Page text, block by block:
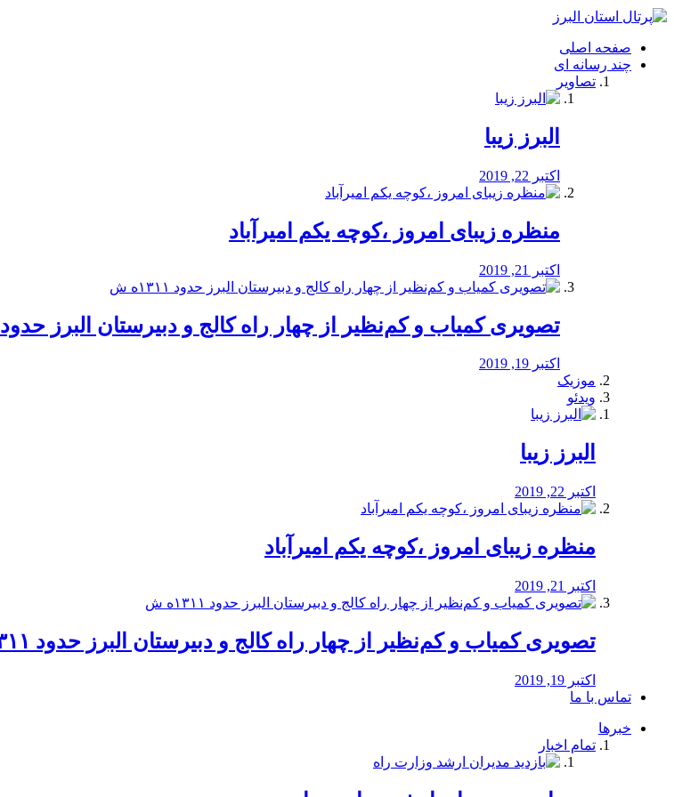
فصد
شرق
تهران
خشکشویی
صفحه اصلی
چند رسانه ای
تصاویر
البرز زیبا
اکتبر 22, 2019
منظره‌‌ زیبای امروز ،کوچه یکم امیرآباد
اکتبر 21, 2019
️تصویری کمیاب و کم‌نظیر از چهار راه كالج و دبيرستان البرز حدود ۱۳۱۱ه ش
اکتبر 19, 2019
موزیک
ویدئو
البرز زیبا
اکتبر 22, 2019
منظره‌‌ زیبای امروز ،کوچه یکم امیرآباد
اکتبر 21, 2019
️تصویری کمیاب و کم‌نظیر از چهار راه كالج و دبيرستان البرز حدود ۱۳۱۱ه ش
اکتبر 19, 2019
تماس با ما
خبرها
تمام اخبار